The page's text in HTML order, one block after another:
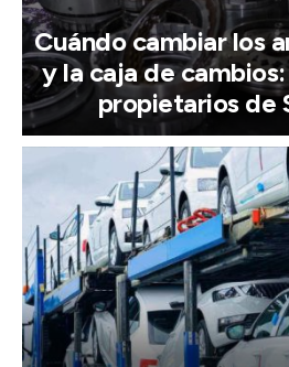
Cuándo cambiar los
y la caja de
propietarios de